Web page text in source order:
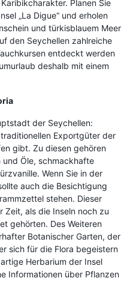
Planen Sie
„La Digue“ und erholen
und türkisblauem Meer
den Seychellen zahlreiche
entdeckt werden
deshalb mit einem
der Seychellen:
Exportgüter der
gibt. Zu diesen gehören
und Öle, schmackhafte
Wenn Sie in der
auch die Besichtigung
stehen. Dieser
Zeit, als die Inseln noch zu
gehörten. Des Weiteren
Botanischer Garten, der
sich für die Flora begeistern
Herbarium der Insel
Informationen über Pflanzen